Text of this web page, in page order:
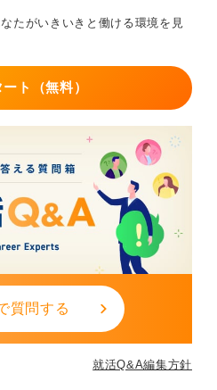
たがいきいきと働ける環境を見
ト（無料）
質問する
就活Q&A編集方針